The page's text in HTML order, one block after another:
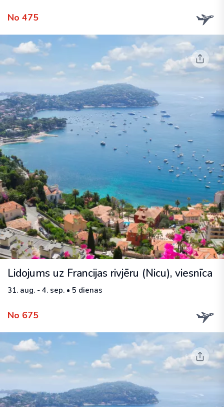
No 475
Lidojums uz Francijas rivjēru (Nicu), viesnīca
31. aug. - 4. sep. • 5 dienas
No 675